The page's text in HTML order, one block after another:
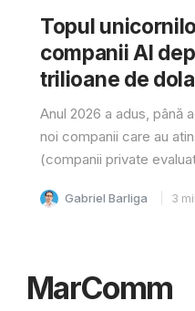
Topul
companii AI
trilioane de
Anul 2026 a adus, până
noi companii care au
(companii private
Gabriel Barliga 3
MarComm